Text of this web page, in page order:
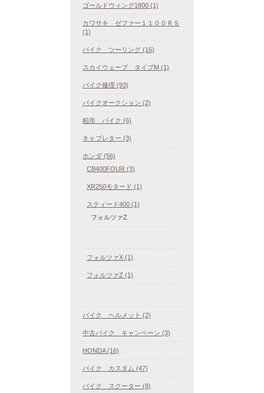
ゴールドウィング1800 (1)
カワサキ ゼファー１１００ＲＳ
(1)
バイク ツーリング (16)
スカイウェーブ タイプM (1)
バイク修理 (93)
バイクオークション (2)
柏市 バイク (6)
キャブレター (3)
ホンダ (56)
CB400FOUR (3)
XR250モタード (1)
スティード400 (1)
フォルツァZ
フォルツァX (1)
フォルツァZ (1)
バイク ヘルメット (2)
中古バイク キャンペーン (3)
HONDA (16)
バイク カスタム (47)
バイク スクーター (8)